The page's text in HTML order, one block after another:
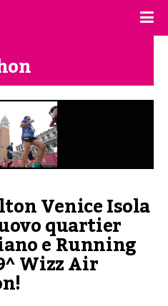
Venice Isola
quartier
e Running
Wizz Air